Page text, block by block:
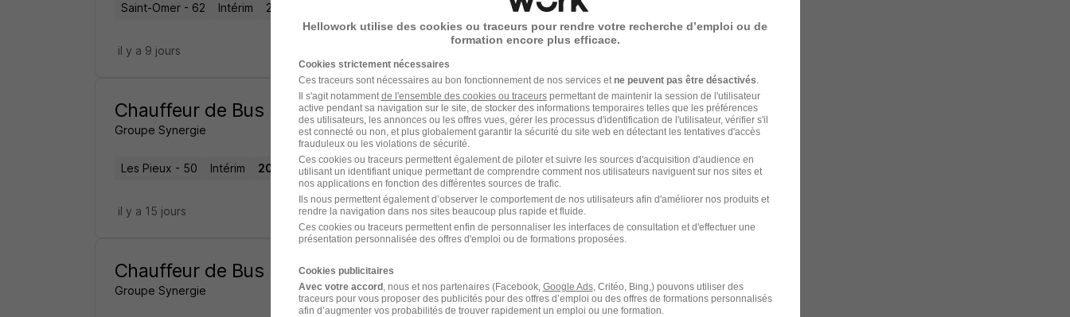
Saint-Omer - 62 Intérim 24 août - 27 nov.
Voir l’offre
il y a 9 jours
Chauffeur de Bus H/F
Groupe Synergie
Les Pieux - 50 Intérim 20 000 - 25 000 € / an 10 août 2026 - 15 janv. 2027
Voir l’offre
il y a 15 jours
Chauffeur de Bus H/F
Groupe Synergie
Hellowork utilise des cookies ou traceurs pour rendre votre recherche d’emploi ou de
formation encore plus efficace.
Cookies strictement nécessaires
Ces traceurs sont nécessaires au bon fonctionnement de nos services et ne peuvent pas être désactivés
Il s'agit notamment de l'ensemble des cookies ou traceurspermettant de maintenir la session de l'utilisateur
active pendant sa navigation sur le site, de stocker des informations temporaires telles que les préférences
des utilisateurs, les annonces ou les offres vues, gérer les processus d'identification de l'utilisateur, vérifier s'il
est connecté ou non, et plus globalement garantir la sécurité du site web en détectant les tentatives d'accès
frauduleux ou les violations de sécurité.
Ces cookies ou traceurs permettent également de piloter et suivre les sources d'acquisition d'audience en
utilisant un identifiant unique permettant de comprendre comment nos utilisateurs naviguent sur nos sites et
nos applications en fonction des différentes sources de trafic.
Ils nous permettent également d’observer le comportement de nos utilisateurs afin d'améliorer nos produits et
rendre la navigation dans nos sites beaucoup plus rapide et fluide.
Ces cookies ou traceurs permettent enfin de personnaliser les interfaces de consultation et d'effectuer une
présentation personnalisée des offres d'emploi ou de formations proposées.
Cookies publicitaires
Avec votre accord, nous et nos partenaires (Facebook, Google Ads, Critéo, Bing,) pouvons utiliser des
traceurs pour vous proposer des publicités pour des offres d’emploi ou des offres de formations personnalisés
afin d’augmenter vos probabilités de trouver rapidement un emploi ou une formation.